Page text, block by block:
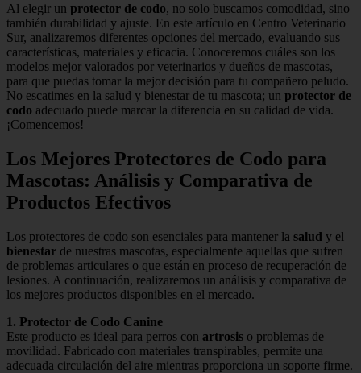
Al elegir un protector de codo, no solo buscamos comodidad, sino
también durabilidad y ajuste. En este artículo en Centro Veterinario
Sur, analizaremos diferentes opciones del mercado, evaluando sus
características, materiales y eficacia. Conoceremos cuáles son los
modelos mejor valorados por veterinarios y dueños de mascotas,
para que puedas tomar la mejor decisión para tu compañero peludo.
No escatimes en la salud y bienestar de tu mascota; un protector de
codo adecuado puede marcar la diferencia en su calidad de vida.
¡Comencemos!
Los Mejores Protectores de Codo para
Mascotas: Análisis y Comparativa de
Productos Efectivos
Los protectores de codo son esenciales para mantener la salud y el
bienestar de nuestras mascotas, especialmente aquellas que sufren
de problemas articulares o que están en proceso de recuperación de
lesiones. A continuación, realizaremos un análisis y comparativa de
los mejores productos disponibles en el mercado.
1. Protector de Codo Canine
Este producto es ideal para perros con artrosis o problemas de
movilidad. Fabricado con materiales transpirables, permite una
adecuada circulación del aire mientras proporciona un soporte firme.